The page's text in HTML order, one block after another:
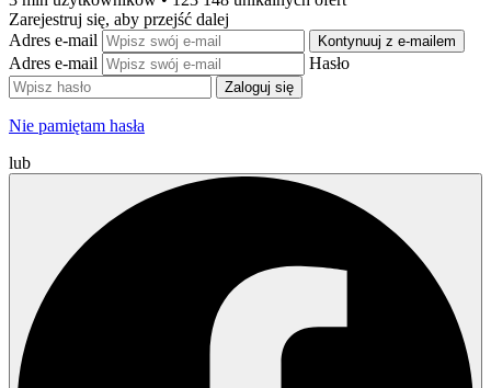
Zarejestruj się, aby przejść dalej
Adres e-mail
Kontynuuj z e-mailem
Adres e-mail Hasło
Zaloguj się
Nie pamiętam hasła
lub